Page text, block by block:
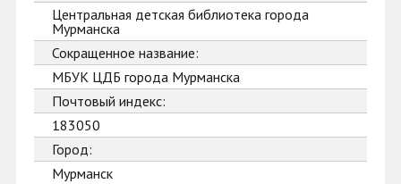
Центральная детская библиотека города
Мурманска
Сокращенное название:
МБУК ЦДБ города Мурманска
Почтовый индекс:
183050
Город:
Мурманск